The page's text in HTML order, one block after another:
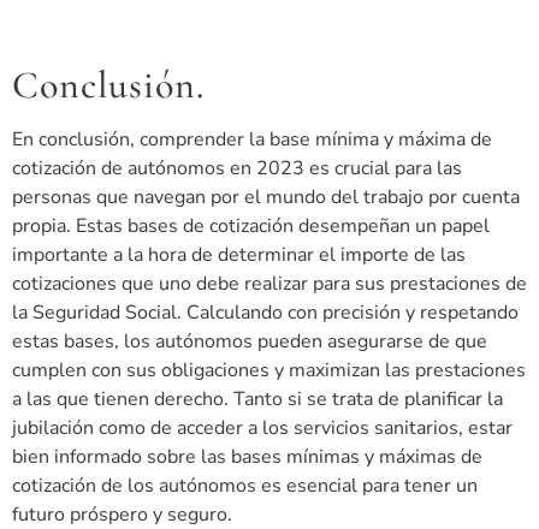
Conclusión.
En conclusión, comprender la base mínima y máxima de
cotización de autónomos en 2023 es crucial para las
personas que navegan por el mundo del trabajo por cuenta
propia. Estas bases de cotización desempeñan un papel
importante a la hora de determinar el importe de las
cotizaciones que uno debe realizar para sus prestaciones de
la Seguridad Social. Calculando con precisión y respetando
estas bases, los autónomos pueden asegurarse de que
cumplen con sus obligaciones y maximizan las prestaciones
a las que tienen derecho. Tanto si se trata de planificar la
jubilación como de acceder a los servicios sanitarios, estar
bien informado sobre las bases mínimas y máximas de
cotización de los autónomos es esencial para tener un
futuro próspero y seguro.